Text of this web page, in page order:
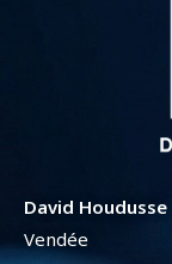
David Houdusse
Vendée